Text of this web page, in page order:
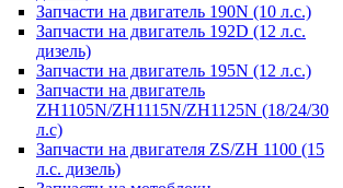
Запчасти на двигатель 190N (10 л.с.)
Запчасти на двигатель 192D (12 л.с.
дизель)
Запчасти на двигатель 195N (12 л.с.)
Запчасти на двигатель
ZH1105N/ZH1115N/ZH1125N (18/24/30
л.с)
Запчасти на двигателя ZS/ZH 1100 (15
л.с. дизель)